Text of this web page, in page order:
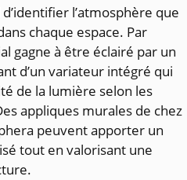
l’atmosphère que
chaque espace. Par
gagne à être éclairé par un
d’un variateur intégré qui
de la lumière selon les
appliques murales de chez
peuvent apporter un
tout en valorisant une